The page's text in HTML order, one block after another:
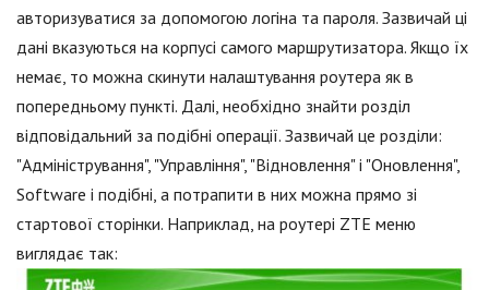
авторизуватися за допомогою логіна та пароля. Зазвичай ці
дані вказуються на корпусі самого маршрутизатора. Якщо їх
немає, то можна скинути налаштування роутера як в
попередньому пункті. Далі, необхідно знайти розділ
відповідальний за подібні операції. Зазвичай це розділи:
"Адміністрування", "Управління", "Відновлення" і "Оновлення",
Software і подібні, а потрапити в них можна прямо зі
стартової сторінки. Наприклад, на роутері ZTE меню
виглядає так: